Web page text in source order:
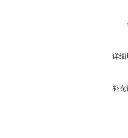
详细
补充